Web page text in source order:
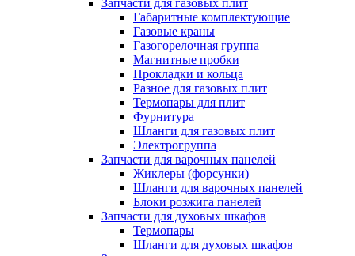
Запчасти для газовых плит
Габаритные комплектующие
Газовые краны
Газогорелочная группа
Магнитные пробки
Прокладки и кольца
Разное для газовых плит
Термопары для плит
Фурнитура
Шланги для газовых плит
Электрогруппа
Запчасти для варочных панелей
Жиклеры (форсунки)
Шланги для варочных панелей
Блоки розжига панелей
Запчасти для духовых шкафов
Термопары
Шланги для духовых шкафов